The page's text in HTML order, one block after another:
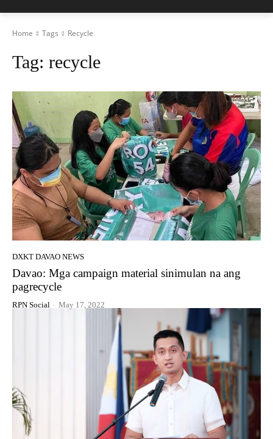
Home Tags Recycle
Tag: recycle
DXKT DAVAO NEWS
Davao: Mga campaign material sinimulan na ang
pagrecycle
RPN Social - May 17, 2022